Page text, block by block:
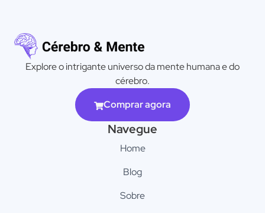
Explore o intrigante universo da mente humana e do
cérebro.
Comprar agora
Navegue
Home
Blog
Sobre